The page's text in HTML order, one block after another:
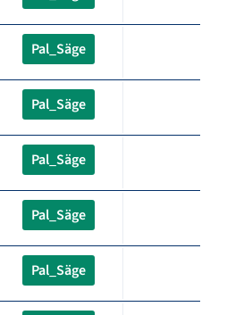
Pal_Säge
Pal_Säge
Pal_Säge
Pal_Säge
Pal_Säge